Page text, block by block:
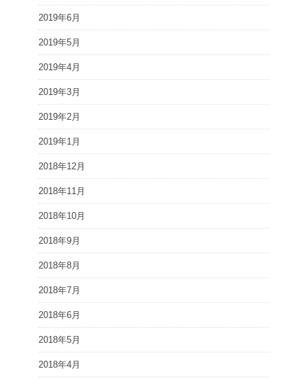
2019年6月
2019年5月
2019年4月
2019年3月
2019年2月
2019年1月
2018年12月
2018年11月
2018年10月
2018年9月
2018年8月
2018年7月
2018年6月
2018年5月
2018年4月